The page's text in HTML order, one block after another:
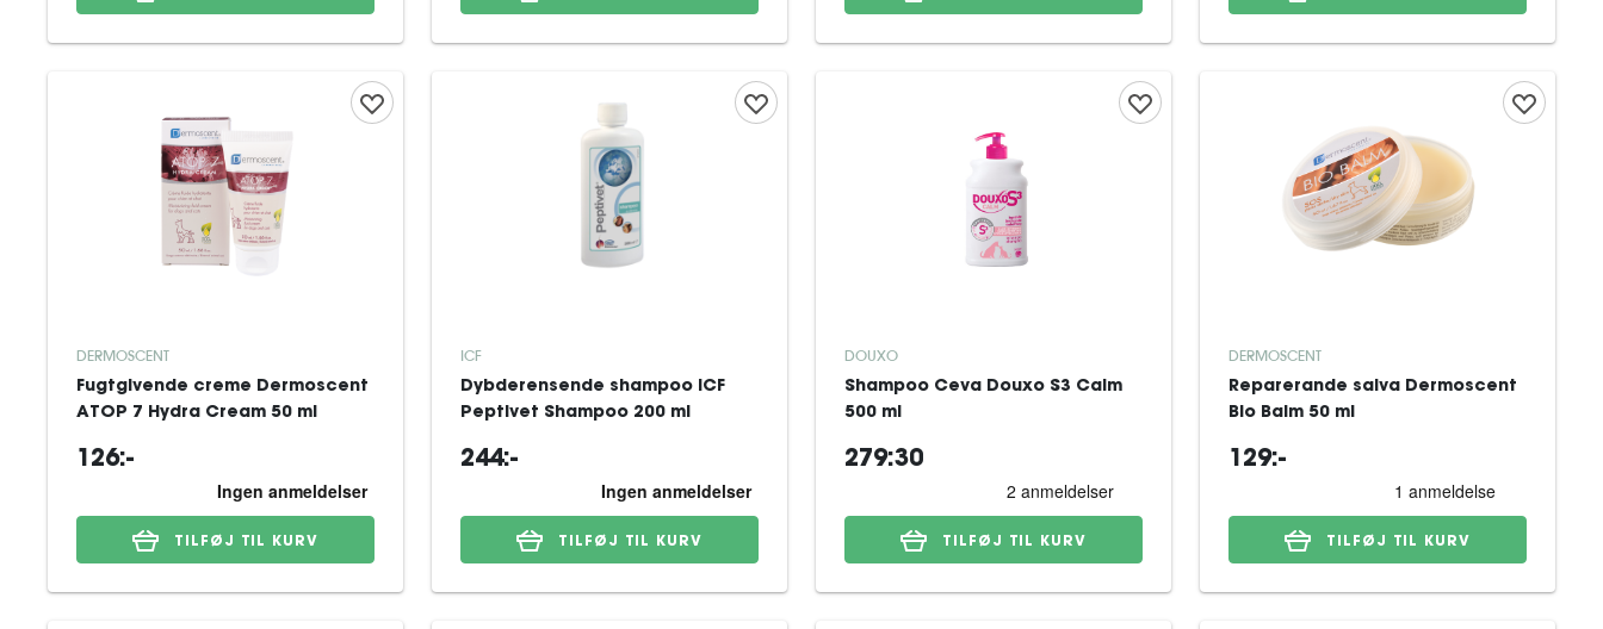
DERMOSCENT
Fugtgivende creme Dermoscent
ATOP 7 Hydra Cream 50 ml
126:-
TILFØJ TIL KURV
ICF
Dybderensende shampoo ICF
Peptivet Shampoo 200 ml
244:-
TILFØJ TIL KURV
DOUXO
Shampoo Ceva Douxo S3 Calm
500 ml
279:30
TILFØJ TIL KURV
DERMOSCENT
Reparerande salva Dermoscent
Bio Balm 50 ml
129:-
TILFØJ TIL KURV